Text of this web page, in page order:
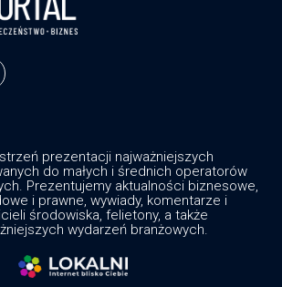
prezentacji najważniejszych
do małych i średnich operatorów
Prezentujemy aktualności biznesowe,
i prawne, wywiady, komentarze i
środowiska, felietony, a także
wydarzeń branżowych.